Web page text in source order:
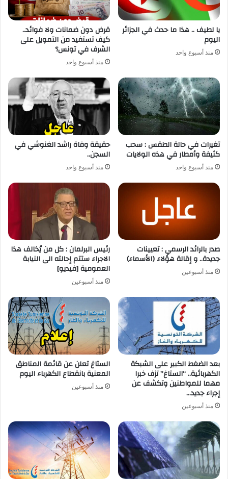
يا لطيف .. هذا ما حدث في الجزائر
اليوم
منذ أسبوع واحد
قرض دون ضمانات ولا فوائد..
كيف تستفيد من التمويل على
الشرف في تونس؟
منذ أسبوع واحد
تغيرات في حالة الطقس : سحب
كثيفة وأمطار في هذه الولايات
منذ أسبوع واحد
حقيقة وفاة راشد الغنوشي في
السجن..
منذ أسبوع واحد
صدر بالرائد الرسمي : تعيينات
جديدة.. و إقالة هؤلاء (الأسماء)
منذ أسبوعين
رئيس البرلمان : كل من يُخالف هذا
الاجراء ستتم إحالته الى النيابة
العمومية [فيديو]
منذ أسبوعين
بعد الضغط الكبير على الشبكة
الكهربائية.. “الستاغ” تزف خبرا
مهما للمواطنين وتكشف عن
إجراء جديد…
منذ أسبوعين
الستاغ تعلن عن قائمة المناطق
المعنية بانقطاع الكهرباء اليوم
منذ أسبوعين